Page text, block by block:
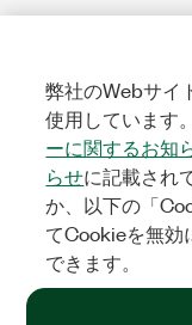
弊社のWebサイ
使用しています
ーに関するお知
らせに記載され
か、以下の「
てCookieを無効
できます。